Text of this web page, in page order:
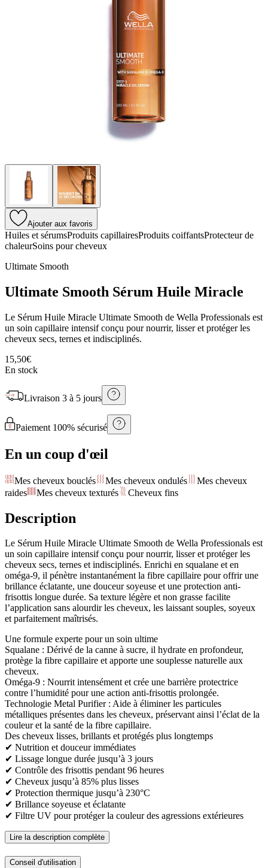
Ajouter aux favoris
Huiles et sérumsProduits capillairesProduits coiffantsProtecteur de
chaleurSoins pour cheveux
Ultimate Smooth
Ultimate Smooth Sérum Huile Miracle
Le Sérum Huile Miracle Ultimate Smooth de Wella Professionals est
un soin capillaire intensif conçu pour nourrir, lisser et protéger les
cheveux secs, ternes et indisciplinés.
15,50€
En stock
Livraison 3 à 5 jours
Paiement 100% sécurisé
En un coup d'œil
Mes cheveux bouclés Mes cheveux ondulés
Mes cheveux
raides
Mes cheveux texturés Cheveux fins
Description
Le Sérum Huile Miracle Ultimate Smooth de Wella Professionals est
un soin capillaire intensif conçu pour nourrir, lisser et protéger les
cheveux secs, ternes et indisciplinés. Enrichi en squalane et en
oméga-9, il pénètre instantanément la fibre capillaire pour offrir une
brillance éclatante, une douceur soyeuse et une protection anti-
frisottis longue durée. Sa texture légère et non grasse facilite
l’application sans alourdir les cheveux, les laissant souples, soyeux
et parfaitement maîtrisés.
Une formule experte pour un soin ultime
Squalane : Dérivé de la canne à sucre, il hydrate en profondeur,
protège la fibre capillaire et apporte une souplesse naturelle aux
cheveux.
Oméga-9 : Nourrit intensément et crée une barrière protectrice
contre l’humidité pour une action anti-frisottis prolongée.
Technologie Metal Purifier : Aide à éliminer les particules
métalliques présentes dans les cheveux, préservant ainsi l’éclat de la
couleur et la santé de la fibre capillaire.
Des cheveux lisses, brillants et protégés plus longtemps
✔ Nutrition et douceur immédiates
✔ Lissage longue durée jusqu’à 3 jours
✔ Contrôle des frisottis pendant 96 heures
✔ Cheveux jusqu’à 85% plus lisses
✔ Protection thermique jusqu’à 230°C
✔ Brillance soyeuse et éclatante
✔ Filtre UV pour protéger la couleur des agressions extérieures
Lire la description complète
Conseil d'utilisation